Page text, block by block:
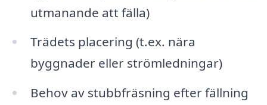
utmanande att fälla)
Trädets placering (t.ex. nära
byggnader eller strömledningar)
Behov av stubbfräsning efter fällning